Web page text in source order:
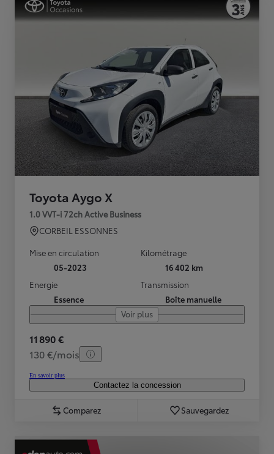
Toyota Aygo X
1.0 VVT-i 72ch Active Business
CORBEIL ESSONNES
Mise en circulation
05-2023
Kilométrage
16 402 km
Energie
Essence
Transmission
Boîte manuelle
Voir plus
11 890 €
130 €/mois
En savoir plus
Contactez la concession
Comparez Sauvegardez